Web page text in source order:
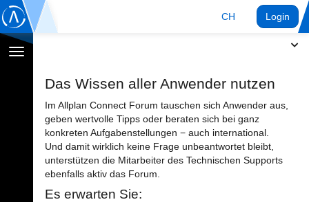
CH Login
Navigation
Das Wissen aller Anwender nutzen
Im Allplan Connect Forum tauschen sich Anwender aus,
geben wertvolle Tipps oder beraten sich bei ganz
konkreten Aufgabenstellungen − auch international.
Und damit wirklich keine Frage unbeantwortet bleibt,
unterstützen die Mitarbeiter des Technischen Supports
ebenfalls aktiv das Forum.
Es erwarten Sie: